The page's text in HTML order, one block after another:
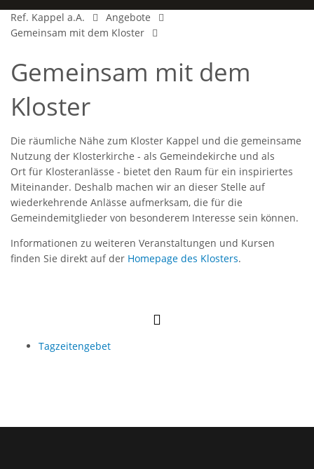
Ref. Kappel a.A.
Angebote
Gemeinsam mit dem Kloster
Gemeinsam mit dem
Kloster
Die räumliche Nähe zum Kloster Kappel und die gemeinsame
Nutzung der Klosterkirche - als Gemeindekirche und als
Ort für Klosteranlässe - bietet den Raum für ein inspiriertes
Miteinander. Deshalb machen wir an dieser Stelle auf
wiederkehrende Anlässe aufmerksam, die für die
Gemeindemitglieder von besonderem Interesse sein können.
Informationen zu weiteren Veranstaltungen und Kursen
finden Sie direkt auf der Homepage des Klosters.
Tagzeitengebet